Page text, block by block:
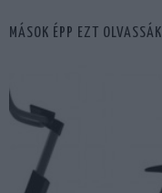
MÁSOK ÉPP EZT OLVASSÁK